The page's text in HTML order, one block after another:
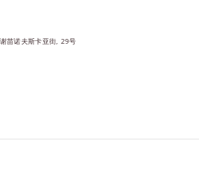
谢苗诺夫斯卡亚街, 29号